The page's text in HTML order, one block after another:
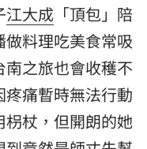
江大成 「頂包」陪
料理吃美食常吸
之旅也會收穫不
痛暫時無法行動
枴杖，但開朗的她